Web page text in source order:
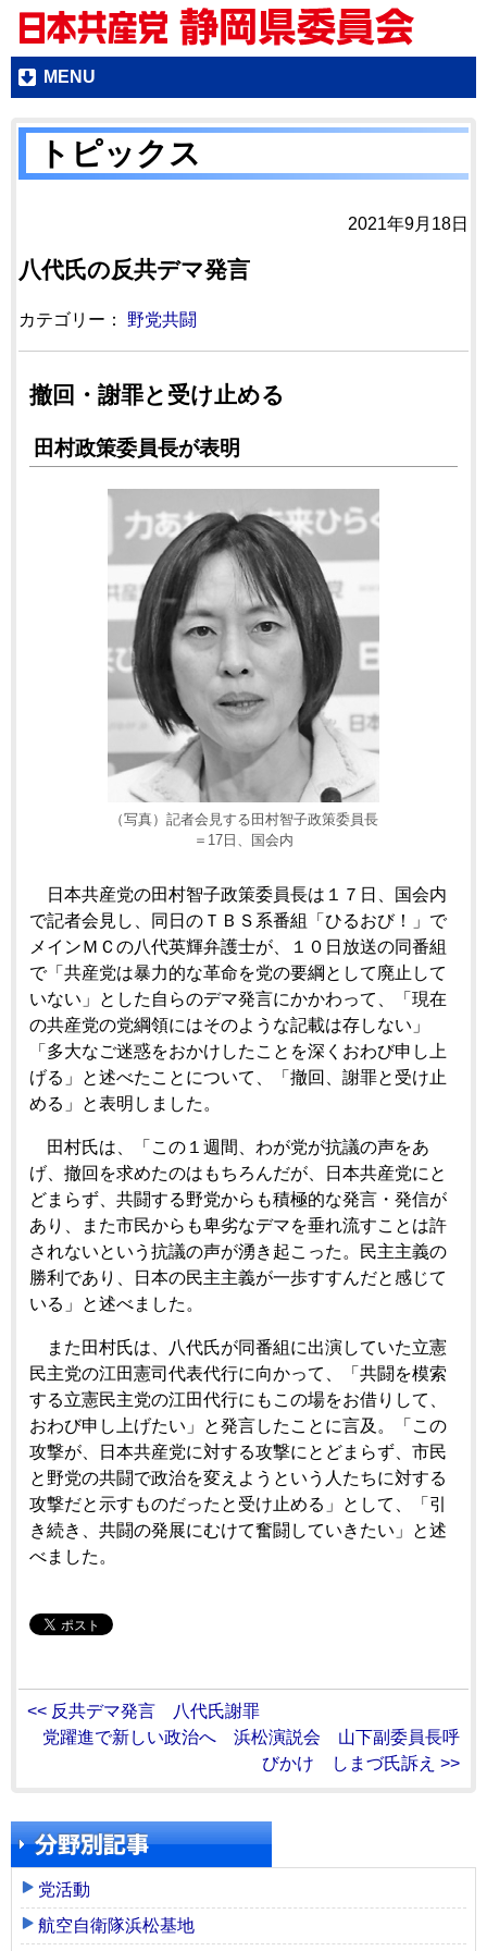
MENU
トピックス
2021年9月18日
八代氏の反共デマ発言
カテゴリー： 野党共闘
撤回・謝罪と受け止める
田村政策委員長が表明
（写真）記者会見する田村智子政策委員長
＝17日、国会内
日本共産党の田村智子政策委員長は１７日、国会内
で記者会見し、同日のＴＢＳ系番組「ひるおび！」で
メインＭＣの八代英輝弁護士が、１０日放送の同番組
で「共産党は暴力的な革命を党の要綱として廃止して
いない」とした自らのデマ発言にかかわって、「現在
の共産党の党綱領にはそのような記載は存しない」
「多大なご迷惑をおかけしたことを深くおわび申し上
げる」と述べたことについて、「撤回、謝罪と受け止
める」と表明しました。
田村氏は、「この１週間、わが党が抗議の声をあ
げ、撤回を求めたのはもちろんだが、日本共産党にと
どまらず、共闘する野党からも積極的な発言・発信が
あり、また市民からも卑劣なデマを垂れ流すことは許
されないという抗議の声が湧き起こった。民主主義の
勝利であり、日本の民主主義が一歩すすんだと感じて
いる」と述べました。
また田村氏は、八代氏が同番組に出演していた立憲
民主党の江田憲司代表代行に向かって、「共闘を模索
する立憲民主党の江田代行にもこの場をお借りして、
おわび申し上げたい」と発言したことに言及。「この
攻撃が、日本共産党に対する攻撃にとどまらず、市民
と野党の共闘で政治を変えようという人たちに対する
攻撃だと示すものだったと受け止める」として、「引
き続き、共闘の発展にむけて奮闘していきたい」と述
べました。
<< 反共デマ発言 八代氏謝罪
党躍進で新しい政治へ 浜松演説会 山下副委員長呼
びかけ しまづ氏訴え >>
党活動
航空自衛隊浜松基地